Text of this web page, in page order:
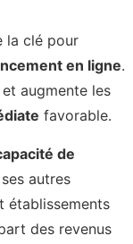
la clé pour
en ligne.
augmente les
favorable.
de
autres
établissements
des revenus